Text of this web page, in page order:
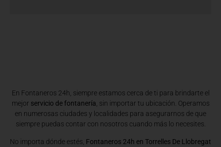
En Fontaneros 24h, siempre estamos cerca de ti para brindarte el
mejor servicio de fontanería, sin importar tu ubicación. Operamos
en numerosas ciudades y localidades para asegurarnos de que
siempre puedas contar con nosotros cuando más lo necesites.
No importa dónde estés, Fontaneros 24h en Torrelles De Llobregat